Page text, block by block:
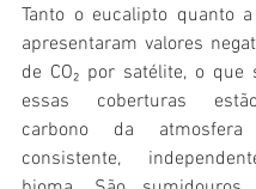
Tanto o eucalipto quanto
apresentaram valores
de CO₂ por satélite, o que
essas coberturas
carbono da
consistente,